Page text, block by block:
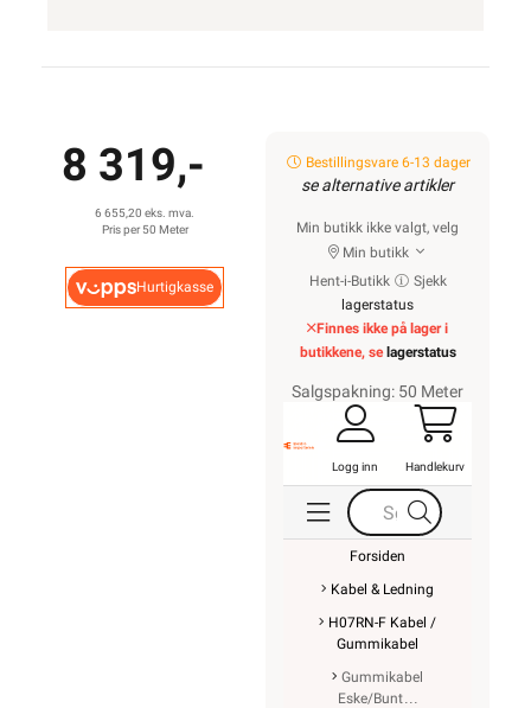
8 319,-
6 655,20 eks. mva.
Pris per 50 Meter
Hurtigkasse
Bestillingsvare 6-13 dager
se alternative artikler
Min butikk ikke valgt, velg
Min butikk
Hent-i-Butikk
Sjekk
lagerstatus
Finnes ikke på lager i
butikkene, se lagerstatus
Salgspakning: 50 Meter
Logg inn Handlekurv
Forsiden
Kabel & Ledning
H07RN-F Kabel /
Gummikabel
Gummikabel
Eske/Bunt